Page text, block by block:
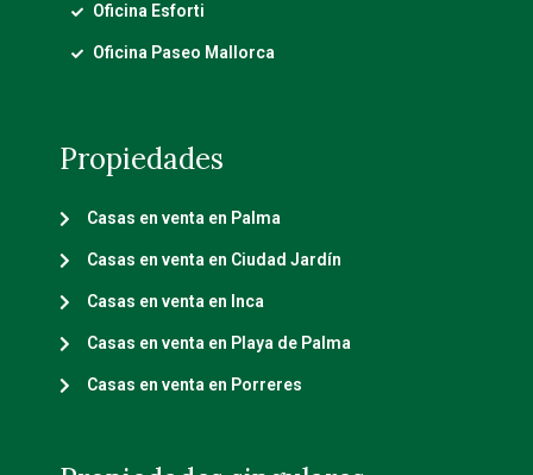
Oficina Esforti
Oficina Paseo Mallorca
Propiedades
Casas en venta en Palma
Casas en venta en Ciudad Jardín
Casas en venta en Inca
Casas en venta en Playa de Palma
Casas en venta en Porreres